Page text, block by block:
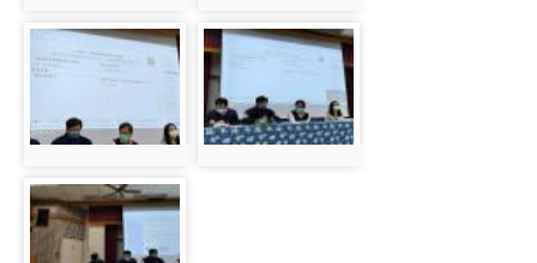
photo-871
photo-872
photo-873